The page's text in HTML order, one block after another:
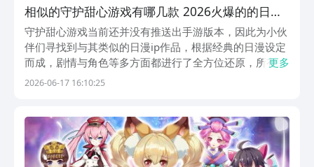
相似的守护甜心游戏有哪几款 2026火爆的的日漫
ip游戏手机版合辑
守护甜心游戏当前还并没有推送出手游版本，因此为小伙
伴们寻找到与其类似的日漫ip作品，根据经典的日漫设定
而成，剧情与角色等多方面都进行了全方位还原，所有玩
家都有机会寻找到适合你的角色，在原著动画当中任意游
更多
2026-06-17 16:10:25